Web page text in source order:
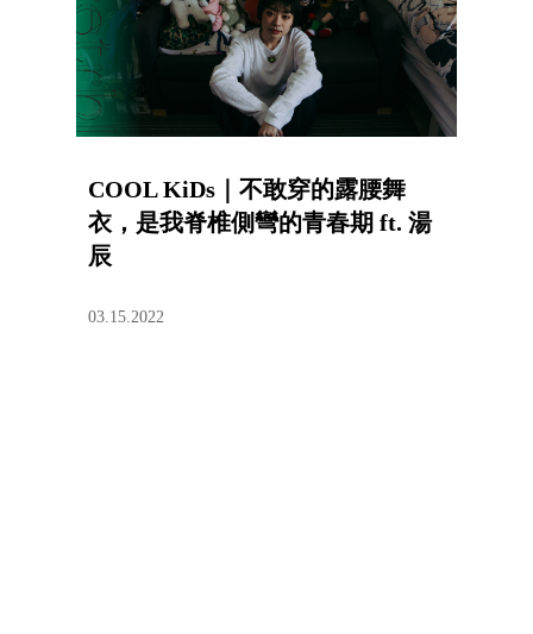
COOL KiDs｜不敢穿的露腰舞
衣，是我脊椎側彎的青春期 ft. 湯
辰
03.15.2022